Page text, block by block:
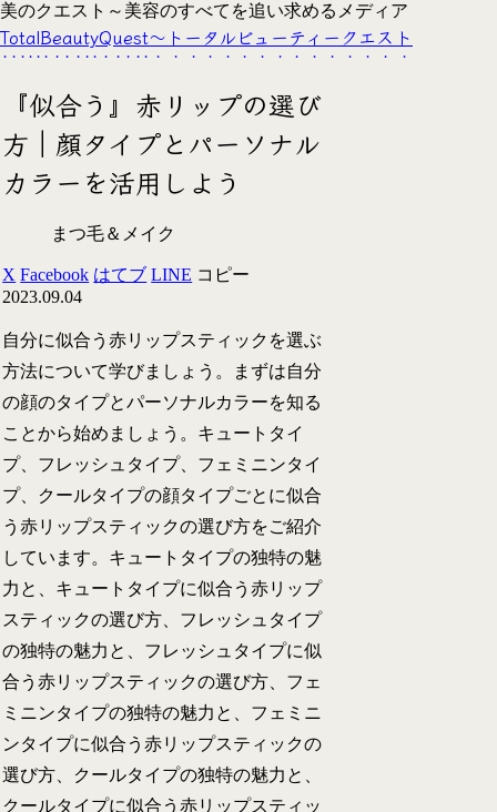
美のクエスト～美容のすべてを追い求めるメディア
TotalBeautyQuest～トータルビューティークエスト
『似合う』赤リップの選び
方｜顔タイプとパーソナル
カラーを活用しよう
まつ毛＆メイク
X Facebook はてブ LINE コピー
2023.09.04
自分に似合う赤リップスティックを選ぶ
方法について学びましょう。まずは自分
の顔のタイプとパーソナルカラーを知る
ことから始めましょう。キュートタイ
プ、フレッシュタイプ、フェミニンタイ
プ、クールタイプの顔タイプごとに似合
う赤リップスティックの選び方をご紹介
しています。キュートタイプの独特の魅
力と、キュートタイプに似合う赤リップ
スティックの選び方、フレッシュタイプ
の独特の魅力と、フレッシュタイプに似
合う赤リップスティックの選び方、フェ
ミニンタイプの独特の魅力と、フェミニ
ンタイプに似合う赤リップスティックの
選び方、クールタイプの独特の魅力と、
クールタイプに似合う赤リップスティッ